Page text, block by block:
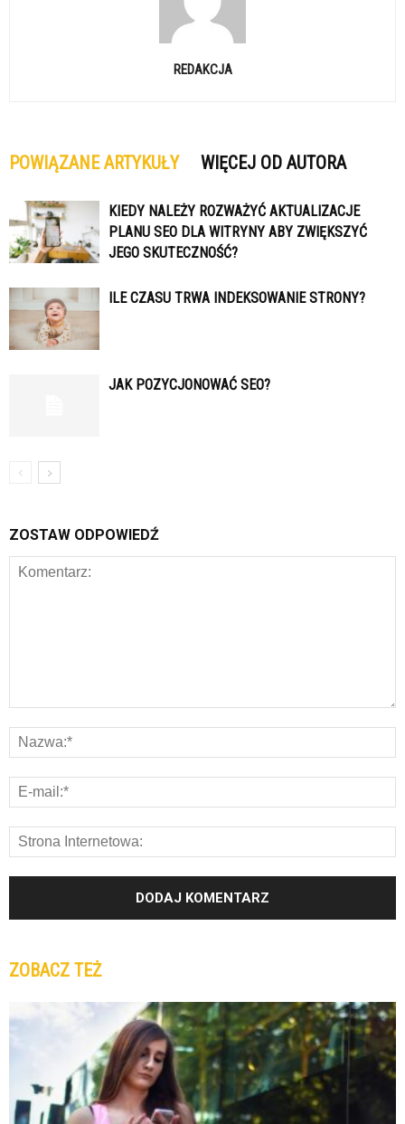
REDAKCJA
POWIĄZANE ARTYKUŁY WIĘCEJ OD AUTORA
KIEDY NALEŻY ROZWAŻYĆ AKTUALIZACJE
PLANU SEO DLA WITRYNY ABY ZWIĘKSZYĆ
JEGO SKUTECZNOŚĆ?
ILE CZASU TRWA INDEKSOWANIE STRONY?
JAK POZYCJONOWAĆ SEO?
ZOSTAW ODPOWIEDŹ
ZOBACZ TEŻ